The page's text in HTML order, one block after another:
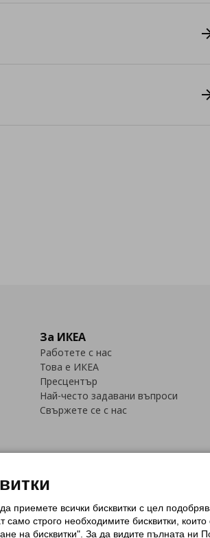
За ИКЕА
Работете с нас
Това е ИКЕА
Пресцентър
Най-често задавани въпроси
Свържете се с нас
(Cookies)Избор на настройки за използване
за защита на личните данни на ikea.bg
приемете всички бисквитки с цел
строго необходимитe бисквитки,
на бисквитки". За да видите пълната